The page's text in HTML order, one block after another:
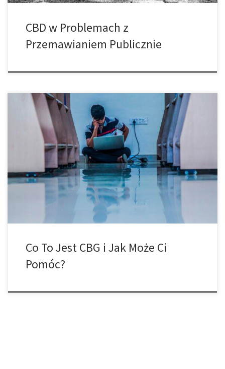
CBD w Problemach z
Przemawianiem Publicznie
Jeśli śledzisz wiadomości o kannabinoidach, jest duża szansa, że ​​
kilka razy słyszałeś o CBG. Niektórzy twierdzą, że potencjalnie
może to być kolejny CBD, ale czy rzeczywiście może być tak
dobry? Jest trochę miejsca na spekulacje i jest wiele informacji,
które mogą sugerować, że CBG jest cudownym lekarstwem. Czym
dokładnie jest […]
Co To Jest CBG i Jak Może Ci
Pomóc?